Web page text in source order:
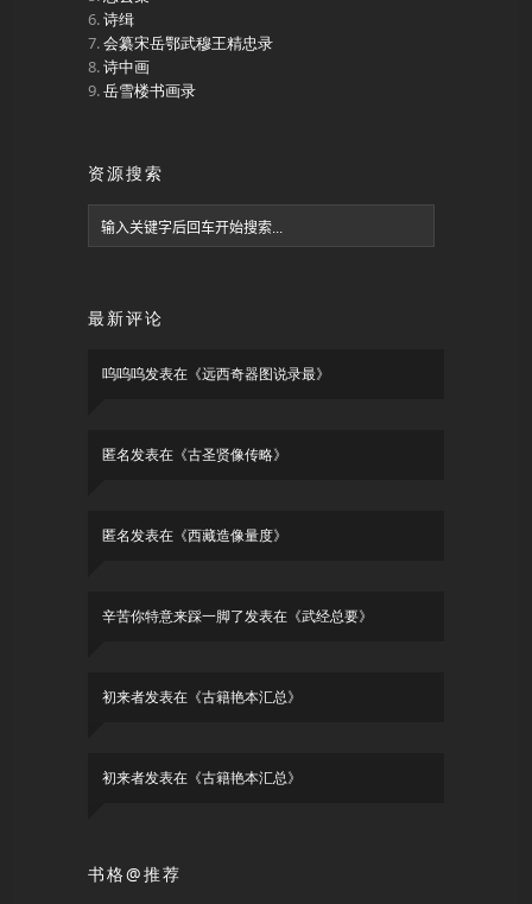
诗缉
会纂宋岳鄂武穆王精忠录
诗中画
岳雪楼书画录
资源搜索
最新评论
呜呜呜发表在《远西奇器图说录最》
匿名发表在《古圣贤像传略》
匿名发表在《西藏造像量度》
辛苦你特意来踩一脚了发表在《武经总要》
初来者发表在《古籍艳本汇总》
初来者发表在《古籍艳本汇总》
书格@推荐